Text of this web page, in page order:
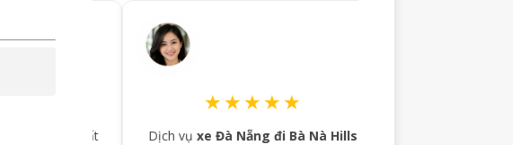
★★★★★
Dịch vụ
xe Đà Nẵng đi Bà Nà Hills
Gia đình tôi sử dụng